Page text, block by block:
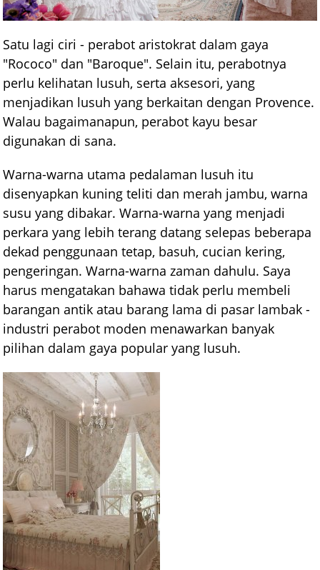
Satu lagi ciri - perabot aristokrat dalam gaya
"Rococo" dan "Baroque". Selain itu, perabotnya
perlu kelihatan lusuh, serta aksesori, yang
menjadikan lusuh yang berkaitan dengan Provence.
Walau bagaimanapun, perabot kayu besar
digunakan di sana.
Warna-warna utama pedalaman lusuh itu
disenyapkan kuning teliti dan merah jambu, warna
susu yang dibakar. Warna-warna yang menjadi
perkara yang lebih terang datang selepas beberapa
dekad penggunaan tetap, basuh, cucian kering,
pengeringan. Warna-warna zaman dahulu. Saya
harus mengatakan bahawa tidak perlu membeli
barangan antik atau barang lama di pasar lambak -
industri perabot moden menawarkan banyak
pilihan dalam gaya popular yang lusuh.